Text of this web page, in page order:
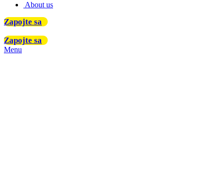
About us
Zapojte sa
Zapojte sa
Menu